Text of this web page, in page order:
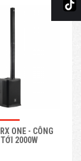
ONE - CÔNG
2000W